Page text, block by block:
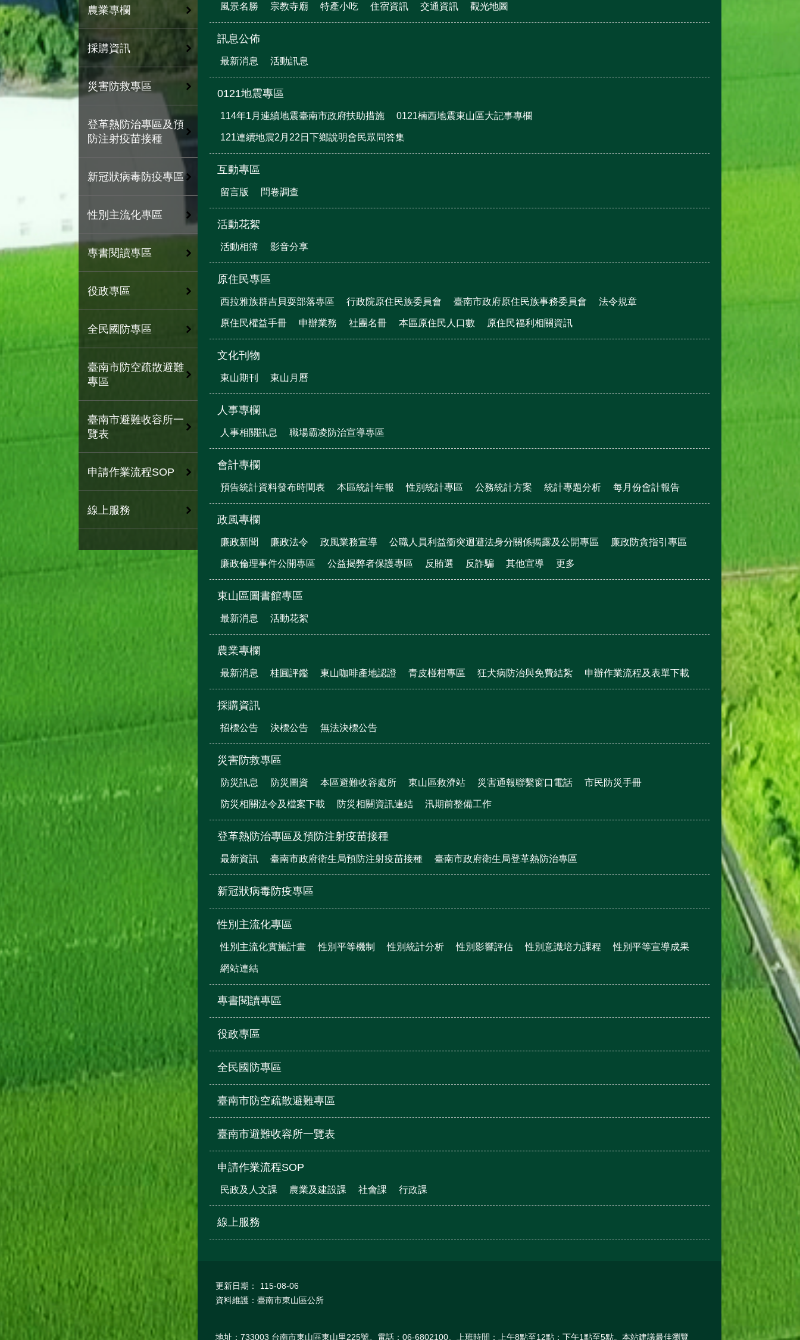
農業專欄
採購資訊
災害防救專區
登革熱防治專區及預
防注射疫苗接種
新冠狀病毒防疫專區
性別主流化專區
專書閱讀專區
役政專區
全民國防專區
臺南市防空疏散避難
專區
臺南市避難收容所一
覽表
申請作業流程SOP
線上服務
風景名勝 宗教寺廟 特產小吃 住宿資訊 交通資訊 觀光地圖
訊息公佈
最新消息 活動訊息
0121地震專區
114年1月連續地震臺南市政府扶助措施 0121楠西地震東山區大記事專欄
121連續地震2月22日下鄉說明會民眾問答集
互動專區
留言版 問卷調查
活動花絮
活動相簿 影音分享
原住民專區
西拉雅族群吉貝耍部落專區 行政院原住民族委員會 臺南市政府原住民族事務委員會 法令規章
原住民權益手冊 申辦業務 社團名冊 本區原住民人口數 原住民福利相關資訊
文化刊物
東山期刊 東山月曆
人事專欄
人事相關訊息 職場霸凌防治宣導專區
會計專欄
預告統計資料發布時間表 本區統計年報 性別統計專區 公務統計方案 統計專題分析 每月份會計報告
政風專欄
廉政新聞 廉政法令 政風業務宣導 公職人員利益衝突迴避法身分關係揭露及公開專區 廉政防貪指引專區
廉政倫理事件公開專區 公益揭弊者保護專區 反賄選 反詐騙 其他宣導 更多
東山區圖書館專區
最新消息 活動花絮
農業專欄
最新消息 桂圓評鑑 東山咖啡產地認證 青皮椪柑專區 狂犬病防治與免費結紮 申辦作業流程及表單下載
採購資訊
招標公告 決標公告 無法決標公告
災害防救專區
防災訊息 防災圖資 本區避難收容處所 東山區救濟站 災害通報聯繫窗口電話 市民防災手冊
防災相關法令及檔案下載 防災相關資訊連結 汛期前整備工作
登革熱防治專區及預防注射疫苗接種
最新資訊 臺南市政府衛生局預防注射疫苗接種 臺南市政府衛生局登革熱防治專區
新冠狀病毒防疫專區
性別主流化專區
性別主流化實施計畫 性別平等機制 性別統計分析 性別影響評估 性別意識培力課程 性別平等宣導成果
網站連結
專書閱讀專區
役政專區
全民國防專區
臺南市防空疏散避難專區
臺南市避難收容所一覽表
申請作業流程SOP
民政及人文課 農業及建設課 社會課 行政課
線上服務
更新日期：
115-08-06
資料維護：臺南市東山區公所
地址：733003 台南市東山區東山里225號。電話：06-6802100。上班時間：上午8點至12點；下午1點至5點。本站建議最佳瀏覽